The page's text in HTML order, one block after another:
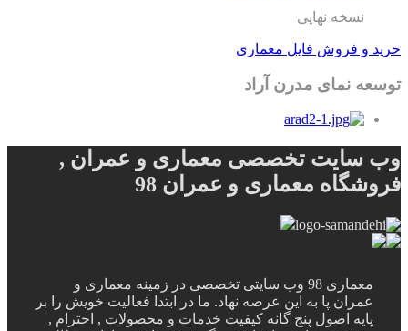
نسخه نهایی
خرید و فروش فایل معماری
توسعه نمای مدرن آراد
وب سایت تخصصی معماری و عمران ,
فروشگاه معماری و عمران 98
معماری 98 وب سایتی تخصصی در زمینه معماری و
عمران پا به این عرصه نهاد. ما در ابتدا فعالیت خویش را بر
پایه اصول پنج گانه کیفیت خدمات و محصولات , احترام ,